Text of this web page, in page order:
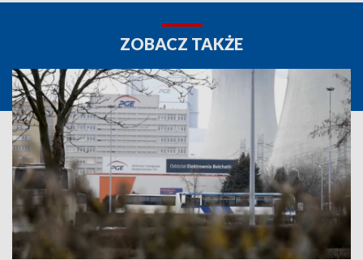
ZOBACZ TAKŻE